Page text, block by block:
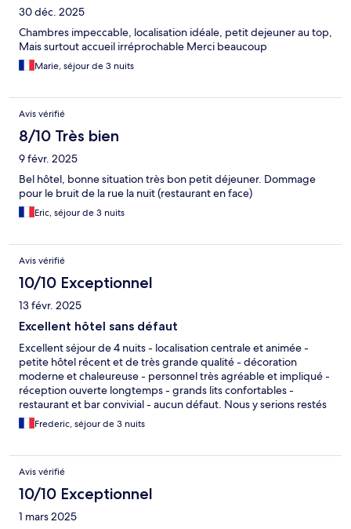
30 déc. 2025
Chambres impeccable, localisation idéale, petit dejeuner au top,
Mais surtout accueil irréprochable Merci beaucoup
Marie, séjour de 3 nuits
Avis vérifié
8/10 Très bien
9 févr. 2025
Bel hôtel, bonne situation très bon petit déjeuner. Dommage
pour le bruit de la rue la nuit (restaurant en face)
Eric, séjour de 3 nuits
Avis vérifié
10/10 Exceptionnel
13 févr. 2025
Excellent hôtel sans défaut
Excellent séjour de 4 nuits - localisation centrale et animée -
petite hôtel récent et de très grande qualité - décoration
moderne et chaleureuse - personnel très agréable et impliqué -
réception ouverte longtemps - grands lits confortables -
restaurant et bar convivial - aucun défaut. Nous y serions restés
à vie.Frederic, séjour de 3 nuits
Avis vérifié
10/10 Exceptionnel
1 mars 2025